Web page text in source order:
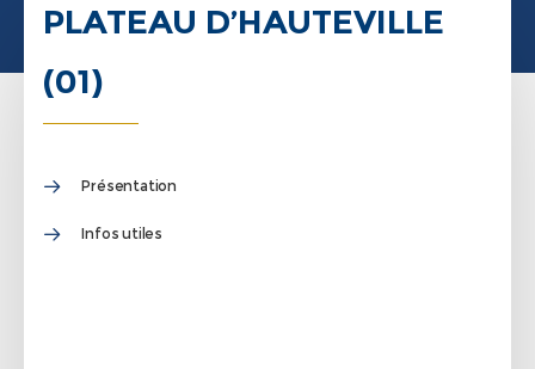
PLATEAU D’HAUTEVILLE
(01)
Présentation
Infos utiles